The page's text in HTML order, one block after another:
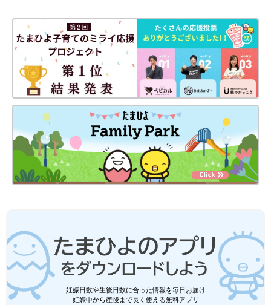
リ】でストア検索してもDLできます！
●この記事は個人の体験記です。
●記事の内容は2025年1月の情報で、現在と異なる場合がありま
す。
たまひよの「出産体験談」をもっと読みたい人はこちら
妊娠日数や生後日数に合った情報を毎日お届け
妊娠中から産後まで長く使える無料アプリ